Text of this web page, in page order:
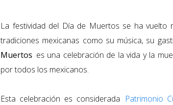
La festividad del Día de Muertos se ha vuelto
tradiciones mexicanas como su música, su
Muertos es una celebración de la vida y la
por todos los mexicanos.
Esta celebración es considerada Patrimonio